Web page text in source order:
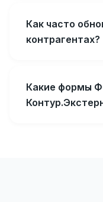
Как часто
контрагентах?
Какие формы